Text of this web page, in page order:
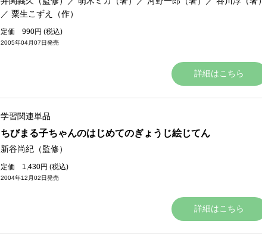
／ 粟生こずえ（作）
定価 990円 (税込)
2005年04月07日発売
詳細はこちら
学習関連単品
ちびまる子ちゃんのはじめてのぎょうじ絵じてん
新谷尚紀（監修）
定価 1,430円 (税込)
2004年12月02日発売
詳細はこちら